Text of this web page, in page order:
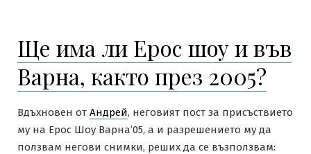
Ще има ли Ерос шоу и във
Варна, както през 2005?
Вдъхновен от Андрей, неговият пост за присъствието
му на Ерос Шоу Варна’05, а и разрешението му да
ползвам негови снимки, реших да се възползвам: